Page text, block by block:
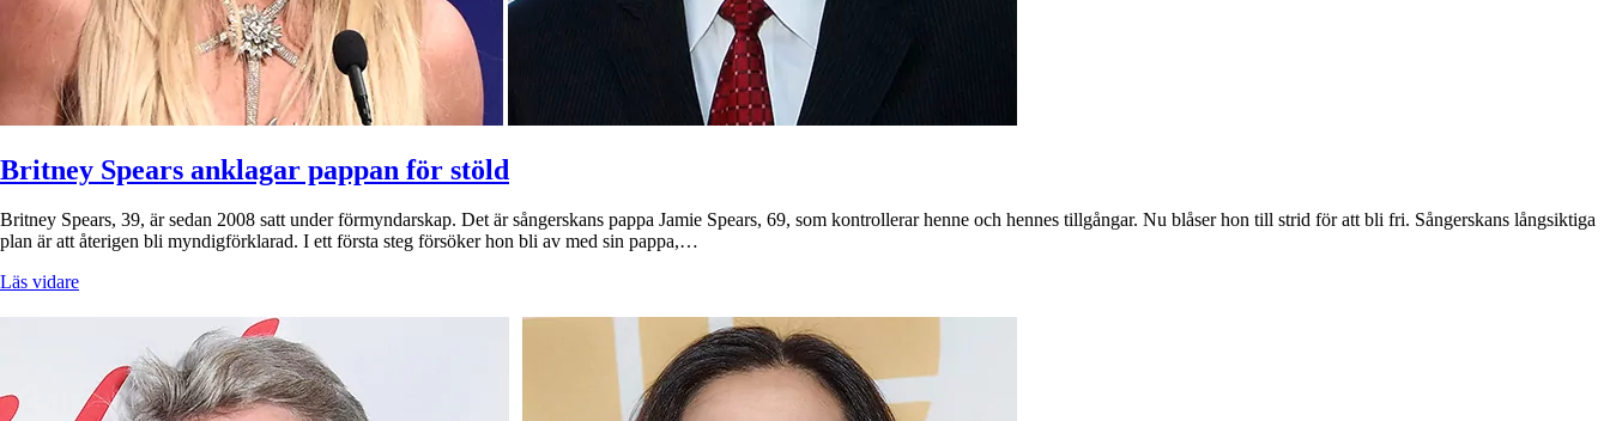
Britney Spears anklagar pappan för stöld
Britney Spears, 39, är sedan 2008 satt under förmyndarskap. Det är sångerskans pappa Jamie Spears, 69, som kontrollerar henne och hennes tillgångar. Nu blåser hon till strid för att bli fri. Sångerskans långsiktiga
plan är att återigen bli myndigförklarad. I ett första steg försöker hon bli av med sin pappa,…
Läs vidare